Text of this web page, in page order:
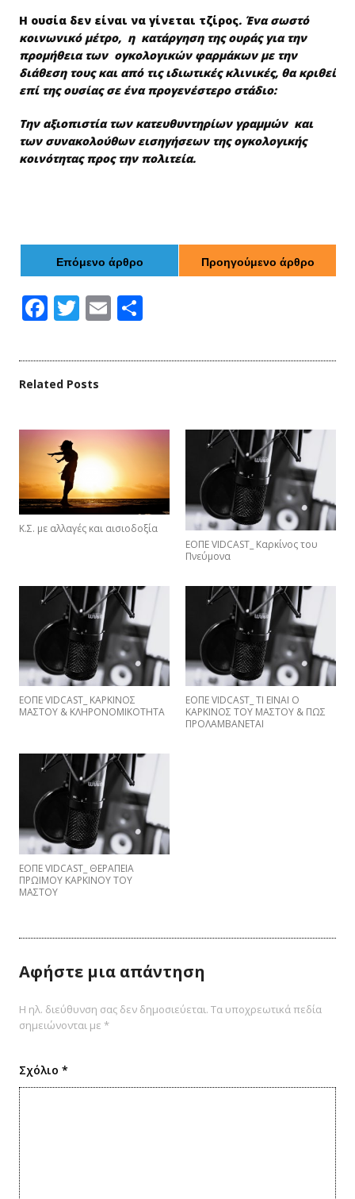
Η ουσία δεν είναι να γίνεται τζίρος. Ένα σωστό
κοινωνικό μέτρο, η κατάργηση της ουράς για την
προμήθεια των ογκολογικών φαρμάκων με την
διάθεση τους και από τις ιδιωτικές κλινικές, θα κριθεί
επί της ουσίας σε ένα προγενέστερο στάδιο:
Την αξιοπιστία των κατευθυντηρίων γραμμών και
των συνακολούθων εισηγήσεων της ογκολογικής
κοινότητας προς την πολιτεία.
Προηγούμενο άρθρο
Επόμενο άρθρο
F
e
b
o
k
T
itt
er
E
ai ρ
τε
ίτ
ε
Related Posts
Κ.Σ. με αλλαγές και αισιοδοξία
ΕΟΠΕ VIDCAST_ Καρκίνος του
Πνεύμονα
ΕΟΠΕ VIDCAST_ ΚΑΡΚΙΝΟΣ
ΜΑΣΤΟΥ & ΚΛΗΡΟΝΟΜΙΚΟΤΗΤΑ
EΟΠΕ VIDCAST_ ΤΙ ΕΙΝΑΙ Ο
ΚΑΡΚΙΝΟΣ ΤΟΥ ΜΑΣΤΟΥ & ΠΩΣ
ΠΡΟΛΑΜΒΑNETAI
ΕΟΠΕ VIDCAST_ ΘΕΡΑΠΕΙΑ
ΠΡΩΙΜΟΥ ΚΑΡΚΙΝΟΥ ΤΟΥ
ΜΑΣΤΟΥ
Αφήστε μια απάντηση
Η ηλ. διεύθυνση σας δεν δημοσιεύεται. Τα υποχρεωτικά πεδία
σημειώνονται με *
Σχόλιο *